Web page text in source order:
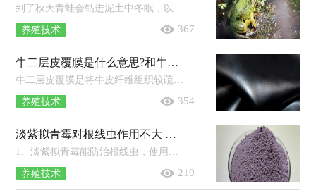
到了秋天青蛙会钻进泥土中冬眠，以此来躲避寒冬，翌年春季地温回升后又会出来活动。青蛙平时一般栖息在池塘、河流、稻田等地方，尤其是...
养殖技术 367
牛二层皮覆膜是什么意思?和牛头层皮哪个好
牛二层皮覆膜是将牛皮纤维组织较疏松的二层部分，经化学材料喷涂或覆上PVC、PU薄膜加工而成。牛皮主要分为牛头层皮和牛二层皮，牛头...
养殖技术 354
淡紫拟青霉对根线虫作用不大 淡紫拟青霉的作用
养殖技术 219